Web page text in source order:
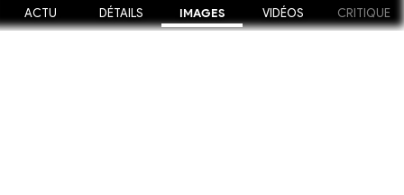
ACTU DÉTAILS IMAGES VIDÉOS CRITIQUE